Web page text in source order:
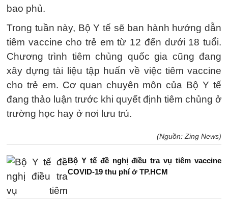
bao phủ.
Trong tuần này, Bộ Y tế sẽ ban hành hướng dẫn
tiêm vaccine cho trẻ em từ 12 đến dưới 18 tuổi.
Chương trình tiêm chủng quốc gia cũng đang
xây dựng tài liệu tập huấn về việc tiêm vaccine
cho trẻ em. Cơ quan chuyên môn của Bộ Y tế
đang thảo luận trước khi quyết định tiêm chủng ở
trường học hay ở nơi lưu trú.
(Nguồn: Zing News)
Bộ Y tế đề nghị điều tra vụ tiêm vaccine
COVID-19 thu phí ở TP.HCM